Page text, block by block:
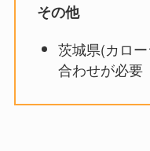
その他
茨城県(カロ
合わせが必要